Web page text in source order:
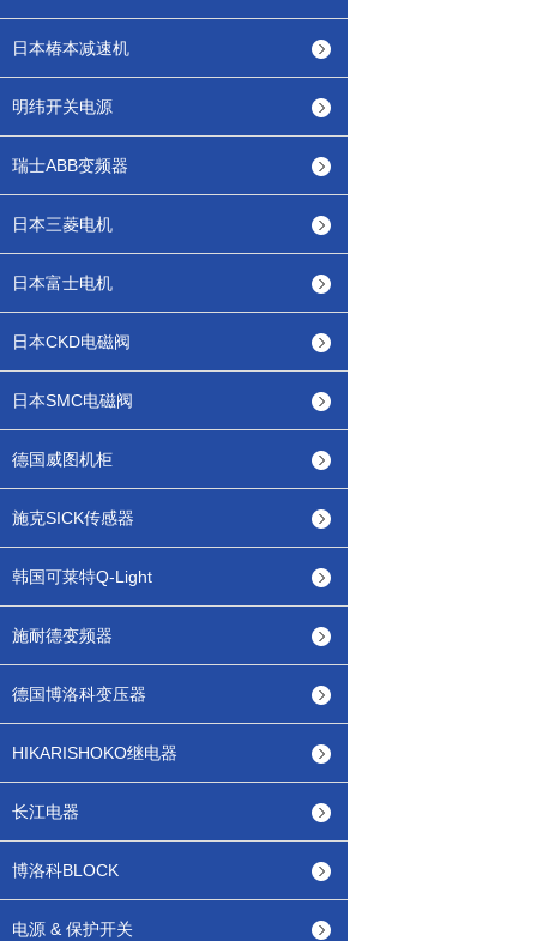
日本椿本减速机
明纬开关电源
瑞士ABB变频器
日本三菱电机
日本富士电机
日本CKD电磁阀
日本SMC电磁阀
德国威图机柜
施克SICK传感器
韩国可莱特Q-Light
施耐德变频器
德国博洛科变压器
HIKARISHOKO继电器
长江电器
博洛科BLOCK
电源 & 保护开关